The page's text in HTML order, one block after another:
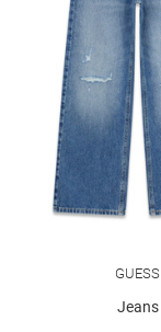
GUESS
Jeans